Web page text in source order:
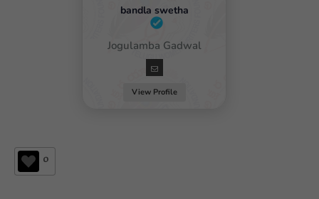
bandla swetha
Female / Jogulamba Gadwal
View Profile
0